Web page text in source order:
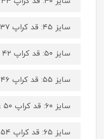
سایز ۴۵: قد کراپ ۳۷ عرض ۴۱
سایز ۵۰: قد کراپ ۴۲ عرض ۴۲
سایز ۵۵: قد کراپ ۴۶ عرض ۴۷
سایز ۶۰: قد کراپ ۵۰ عرض ۵۱
سایز ۶۵: قد کراپ ۵۴ عرض ۵۴